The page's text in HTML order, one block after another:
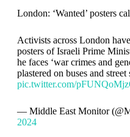
London: ‘Wanted’ posters
Activists across London
posters of Israeli Prime
he faces ‘war crimes and
plastered on buses and
pic.twitter.com/
— Middle East Monitor
2024